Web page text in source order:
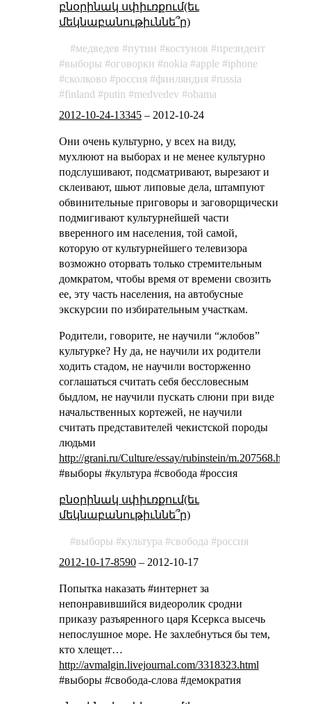
բնօրինակ սփիւռքում(եւ
մեկնաբանութիւննե՞ր)
медведев путин костунов
президент
выборы
оговорки nokia apple
iphone
сколково
россия финляндия
russia
finland
putin medvedev
obama
2012-10-24-13345– 2012-10-24
Они очень культурно, у всех на виду,
мухлюют на выборах и не менее культурно
подслушивают, подсматривают, вырезают и
склеивают, шьют липовые дела, штампуют
обвинительные приговоры и заговорщически
подмигивают культурнейшей части
вверенного им населения, той самой,
которую от культурнейшего телевизора
возможно оторвать только стремительным
домкратом, чтобы время от времени свозить
ее, эту часть населения, на автобусные
экскурсии по избирательным участкам.
Родители, говорите, не научили “жлобов”
культурке? Ну да, не научили их родители
ходить стадом, не научили восторженно
соглашаться считать себя бессловесным
быдлом, не научили пускать слюни при виде
начальственных кортежей, не научили
считать представителей чекистской породы
людьми
http://grani.ru/Culture/essay/rubinstein/m.207568.html
#выборы #культура #свобода #россия
բնօրինակ սփիւռքում(եւ
մեկնաբանութիւննե՞ր)
выборы культура свобода
россия
2012-10-17-8590– 2012-10-17
Попытка наказать #интернет за
непонравившийся видеоролик сродни
приказу разъяренного царя Ксеркса высечь
непослушное море. Не захлебнуться бы тем,
кто хлещет…
http://avmalgin.livejournal.com/3318323.html
#выборы #свобода-слова #демократия